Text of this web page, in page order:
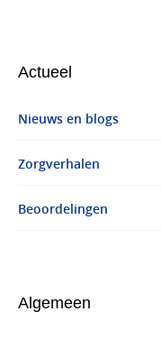
Actueel
Nieuws en blogs
Zorgverhalen
Beoordelingen
Algemeen